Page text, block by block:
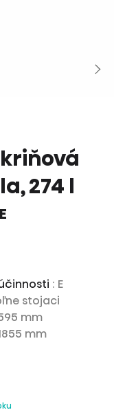
274 l
: E
stojaci
mm
mm